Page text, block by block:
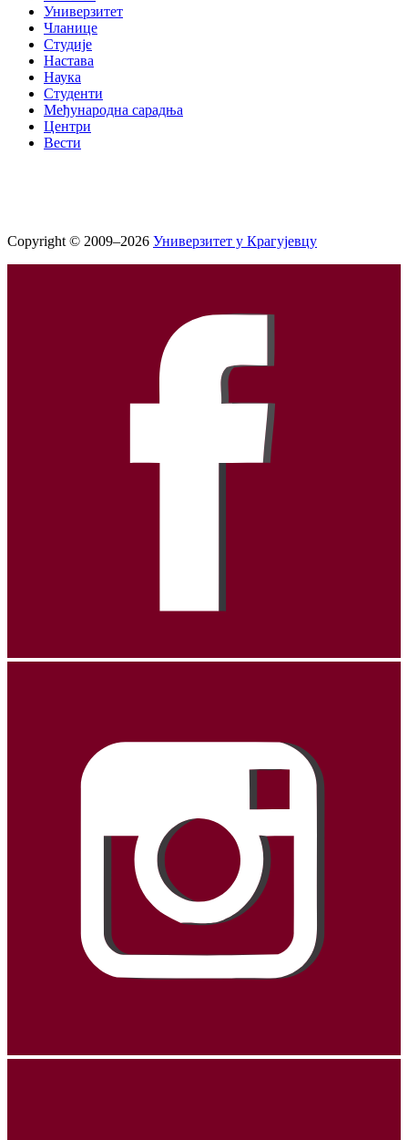
Универзитет
Чланице
Студије
Настава
Наука
Студенти
Међународна сарадња
Центри
Вести
Copyright © 2009–2026 Универзитет у Крагујевцу